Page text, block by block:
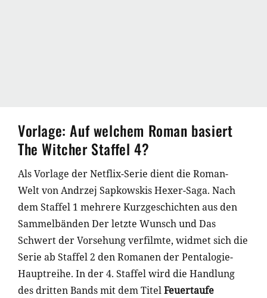
Vorlage: Auf welchem Roman basiert
The Witcher Staffel 4?
Als Vorlage der Netflix-Serie dient die Roman-
Welt von Andrzej Sapkowskis Hexer-Saga. Nach
dem Staffel 1 mehrere Kurzgeschichten aus den
Sammelbänden Der letzte Wunsch und Das
Schwert der Vorsehung verfilmte, widmet sich die
Serie ab Staffel 2 den Romanen der Pentalogie-
Hauptreihe. In der 4. Staffel wird die Handlung
des dritten Bands mit dem TitelFeuertaufe